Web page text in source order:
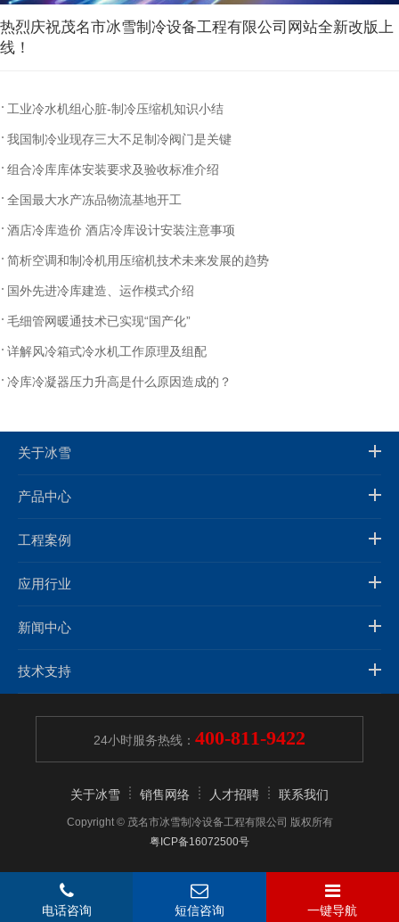
热烈庆祝茂名市冰雪制冷设备工程有限公司网站全新改版上
线！
工业冷水机组心脏-制冷压缩机知识小结
我国制冷业现存三大不足制冷阀门是关键
组合冷库库体安装要求及验收标准介绍
全国最大水产冻品物流基地开工
酒店冷库造价 酒店冷库设计安装注意事项
简析空调和制冷机用压缩机技术未来发展的趋势
国外先进冷库建造、运作模式介绍
毛细管网暖通技术已实现“国产化”
详解风冷箱式冷水机工作原理及组配
冷库冷凝器压力升高是什么原因造成的？
关于冰雪
产品中心
工程案例
应用行业
新闻中心
技术支持
24小时服务热线： 400-811-9422
关于冰雪 销售网络 人才招聘 联系我们
Copyright © 茂名市冰雪制冷设备工程有限公司 版权所有
粤ICP备16072500号
电话咨询 短信咨询 一键导航